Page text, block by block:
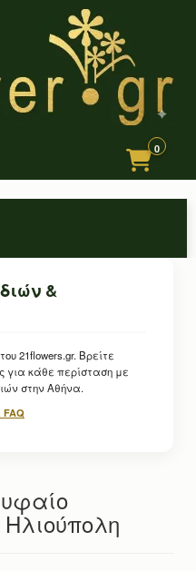
0
&
21flowers.gr. Βρείτε
για κάθε περίσταση με
στην Αθήνα.